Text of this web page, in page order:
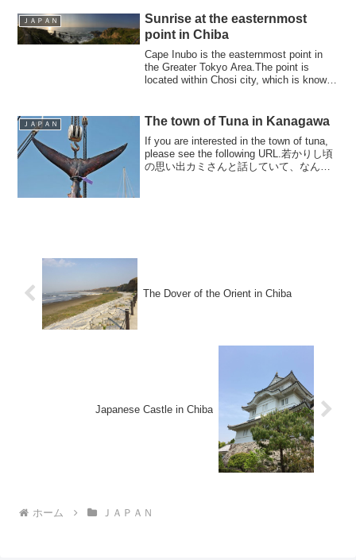
ＪＡＰＡＮ
Sunrise at the easternmost
point in Chiba
Cape Inubo is the easternmost point in
the Greater Tokyo Area.The point is
located within Chosi city, which is known
ＪＡＰＡＮ The town of Tuna in Kanagawa
If you are interested in the town of tuna,
please see the following URL.若かりし頃
の思い出カミさんと話していて、なんと
The Dover of the Orient in Chiba
Japanese Castle in Chiba
ホーム ＪＡＰＡＮ